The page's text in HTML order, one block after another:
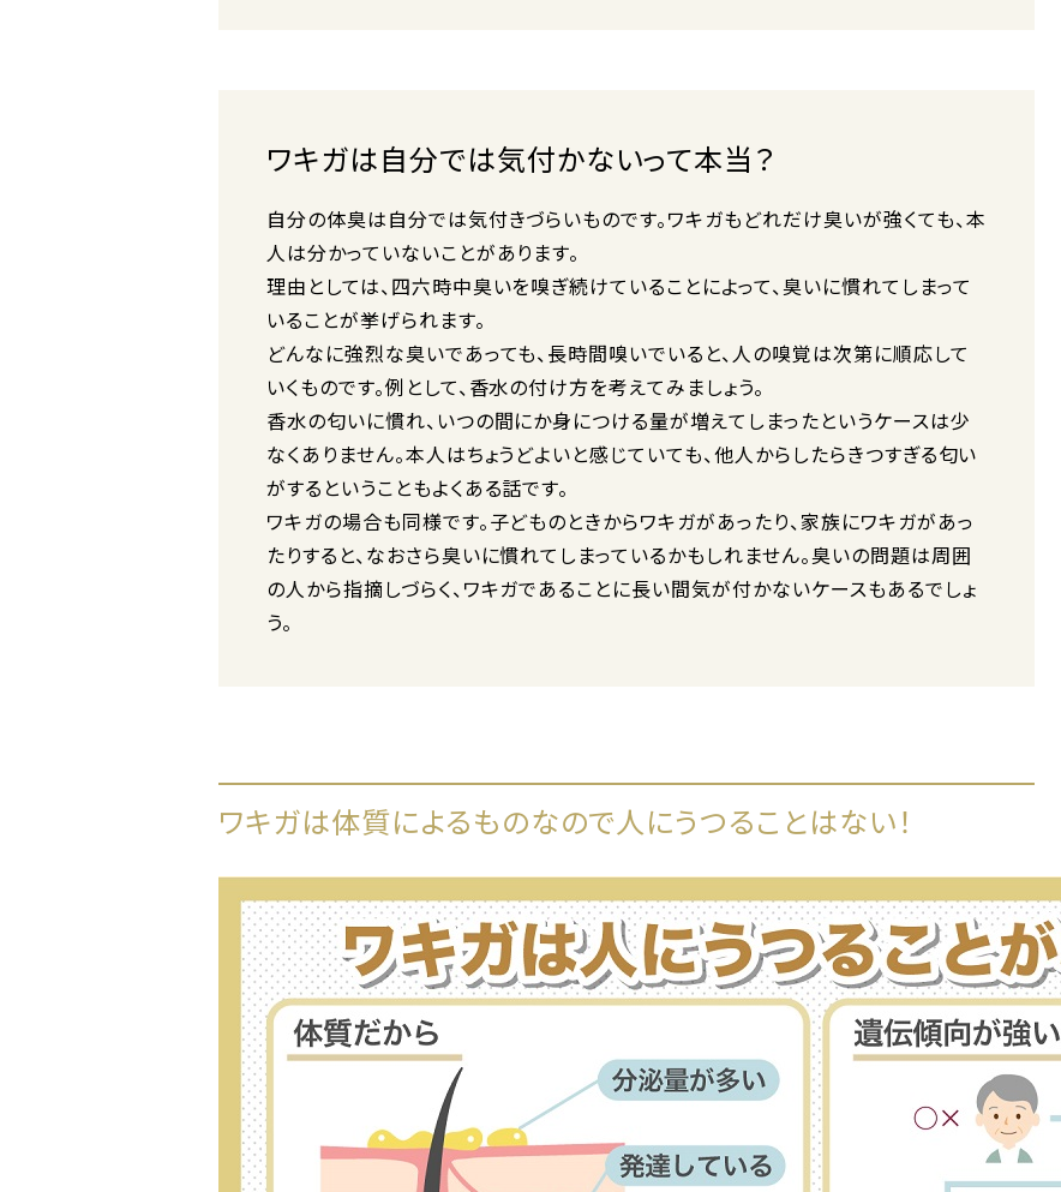
ワキガは自分では気付かないって本当？
自分の体臭は自分では気付きづらいものです。ワキガもどれだけ臭いが強くても、本
人は分かっていないことがあります。
理由としては、四六時中臭いを嗅ぎ続けていることによって、臭いに慣れてしまって
いることが挙げられます。
どんなに強烈な臭いであっても、長時間嗅いでいると、人の嗅覚は次第に順応して
いくものです。例として、香水の付け方を考えてみましょう。
香水の匂いに慣れ、いつの間にか身につける量が増えてしまったというケースは少
なくありません。本人はちょうどよいと感じていても、他人からしたらきつすぎる匂い
がするということもよくある話です。
ワキガの場合も同様です。子どものときからワキガがあったり、家族にワキガがあっ
たりすると、なおさら臭いに慣れてしまっているかもしれません。臭いの問題は周囲
の人から指摘しづらく、ワキガであることに長い間気が付かないケースもあるでしょ
う。
ワキガは体質によるものなので人にうつることはない！